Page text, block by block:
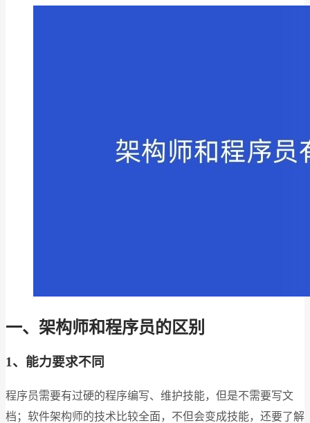
一、架构师和程序员的区别
1、能力要求不同
程序员需要有过硬的程序编写、维护技能，但是不需要写文
档；软件架构师的技术比较全面，不但会变成技能，还要了解